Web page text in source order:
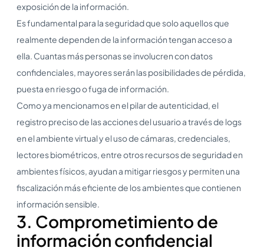
exposición de la información.
Es fundamental para la seguridad que solo aquellos que
realmente dependen de la información tengan acceso a
ella. Cuantas más personas se involucren con datos
confidenciales, mayores serán las posibilidades de pérdida,
puesta en riesgo o fuga de información.
Como ya mencionamos en el pilar de autenticidad, el
registro preciso de las acciones del usuario a través de logs
en el ambiente virtual y el uso de cámaras, credenciales,
lectores biométricos, entre otros recursos de seguridad en
ambientes físicos, ayudan a mitigar riesgos y permiten una
fiscalización más eficiente de los ambientes que contienen
información sensible.
3. Comprometimiento de
información confidencial